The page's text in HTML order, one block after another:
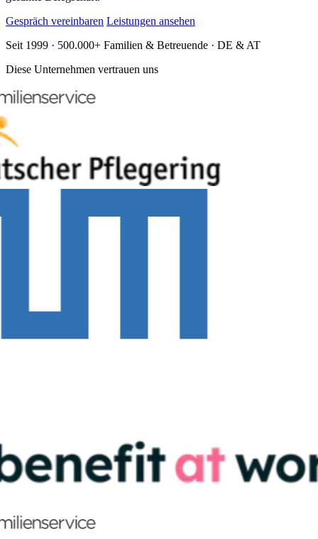
Gespräch vereinbaren Leistungen ansehen
Seit 1999 · 500.000+ Familien & Betreuende · DE & AT
Diese Unternehmen vertrauen uns